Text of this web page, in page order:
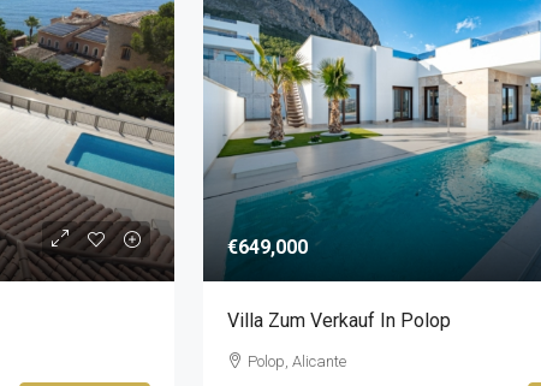
€649,000
Villa Zum Verkauf In Polop
Polop, Alicante